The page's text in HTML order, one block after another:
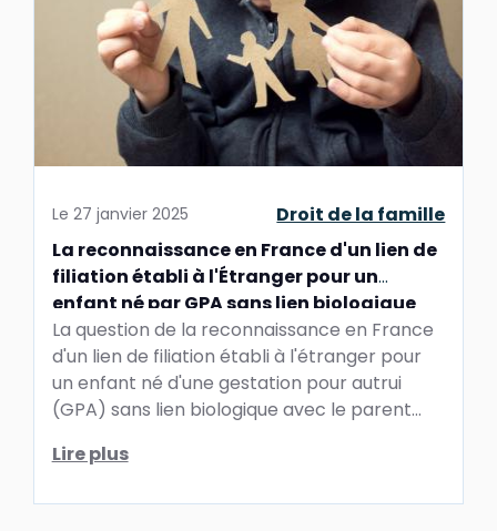
Le 27 janvier 2025
Droit de la famille
La reconnaissance en France d'un lien de
filiation établi à l'Étranger pour un
enfant né par GPA sans lien biologique
La question de la reconnaissance en France
d'un lien de filiation établi à l'étranger pour
un enfant né d'une gestation pour autrui
(GPA) sans lien biologique avec le parent
Lire plus